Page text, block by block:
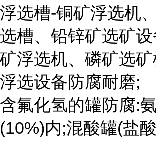
浮选槽-铜矿浮选机
选槽、铅锌矿选矿
矿浮选机、磷矿选
浮选设备防腐耐磨;
含氟化氢的罐防腐:
(10%)内;混酸罐(盐